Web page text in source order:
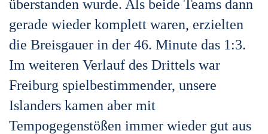
überstanden wurde. Als beide Teams dann
gerade wieder komplett waren, erzielten
die Breisgauer in der 46. Minute das 1:3.
Im weiteren Verlauf des Drittels war
Freiburg spielbestimmender, unsere
Islanders kamen aber mit
Tempogegenstößen immer wieder gut aus